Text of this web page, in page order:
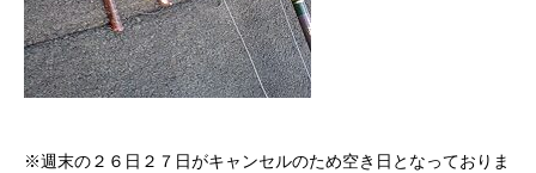
※週末の２６日２７日がキャンセルのため空き日となっておりま